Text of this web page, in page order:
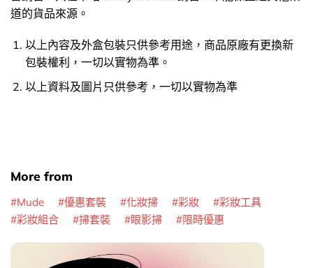
道的貨品來源。
以上內容及外盒包裝只供參考用途，商品原廠有更換新
包裝權利，一切以實物為準。
以上資料及圖片只供參考，一切以實物為準
More from
Mude 優惠套裝 化妝掃 彩妝
彩妝工具
彩妝組合
掃套裝 眼影掃 限時優惠